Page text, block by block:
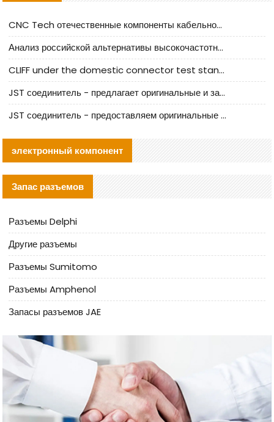
CNC Tech отечественные компоненты кабельной арматуры оценка и руководство по производственному внедрению
Анализ российской альтернативы высокочастотных кабельных колодцев I-PEX
CLIFF under the domestic connector test standard update
JST соединитель - предлагает оригинальные и заменяющие JST NSHR-02V-S соединители
JST соединитель - предоставляем оригинальные JST GHR-09V-S соединители и их аналоги
электронный компонент
Запас разъемов
Разъемы Delphi
Другие разъемы
Разъемы Sumitomo
Разъемы Amphenol
Запасы разъемов JAE